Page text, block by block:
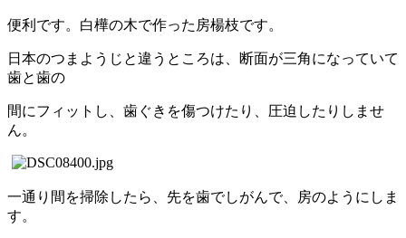
便利です。白樺の木で作った房楊枝です。
日本のつまようじと違うところは、断面が三角になっていて
歯と歯の
間にフィットし、歯ぐきを傷つけたり、圧迫したりしませ
ん。
一通り間を掃除したら、先を歯でしがんで、房のようにしま
す。